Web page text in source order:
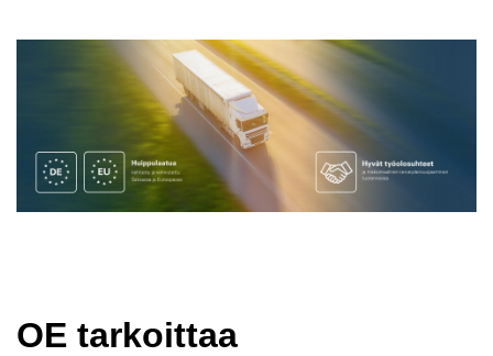
OE tarkoittaa